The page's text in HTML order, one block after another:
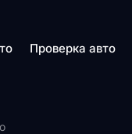
Проверка авто